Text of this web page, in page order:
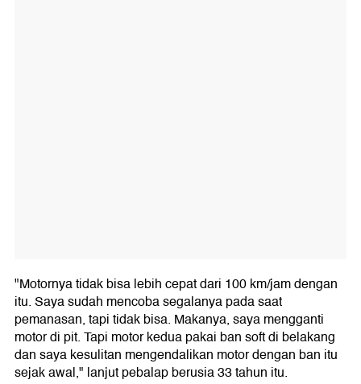
"Motornya tidak bisa lebih cepat dari 100 km/jam dengan
itu. Saya sudah mencoba segalanya pada saat
pemanasan, tapi tidak bisa. Makanya, saya mengganti
motor di pit. Tapi motor kedua pakai ban soft di belakang
dan saya kesulitan mengendalikan motor dengan ban itu
sejak awal," lanjut pebalap berusia 33 tahun itu.